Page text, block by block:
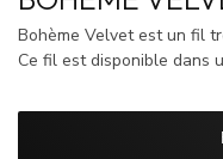
Bohème Velvet est un fil
Ce fil est disponible dans